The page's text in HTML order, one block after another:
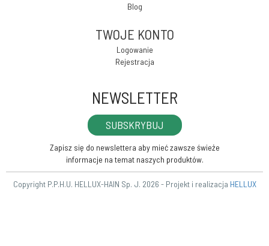
Blog
TWOJE KONTO
Logowanie
Rejestracja
NEWSLETTER
SUBSKRYBUJ
Zapisz się do newslettera aby mieć zawsze świeże
informacje na temat naszych produktów.
Copyright P.P.H.U. HELLUX-HAIN Sp. J. 2026 - Projekt i realizacja HELLUX